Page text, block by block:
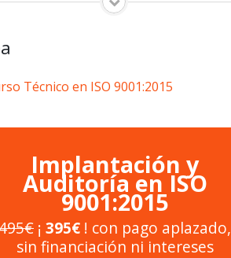
Técnico en ISO 9001:2015
Implantación y
Auditoría en ISO
9001:2015
¡ 395€ ! con pago aplazado,
sin financiación ni intereses